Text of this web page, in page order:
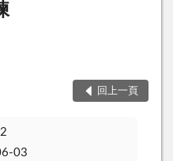
回上一頁
03